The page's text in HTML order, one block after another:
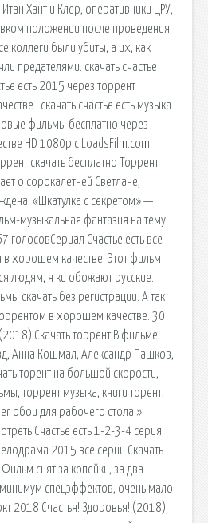
Хант и Клер, оперативники ЦРУ,
положении после проведения
коллеги были убиты, а их, как
предателями. скачать счастье
есть 2015 через торрент
· скачать счастье есть музыка
фильмы бесплатно через
HD 1080p с LoadsFilm.com.
скачать бесплатно Торрент
о сорокалетней Светлане,
«Шкатулка с секретом» —
музыкальная фантазия на тему
голосовСериал Счастье есть все
в хорошем качестве. Этот фильм
людям, я ки обожают русские.
скачать без регистрации. А так
в хорошем качестве. 30
Скачать торрент В фильме
Анна Кошмал, Александр Пашков,
торент на большой скорости,
торрент музыка, книги торент,
обои для рабочего стола »
Счастье есть 1-2-3-4 серия
2015 все серии Скачать
снят за копейки, за два
спецэффектов, очень мало
2018 Счастья! Здоровья! (2018)